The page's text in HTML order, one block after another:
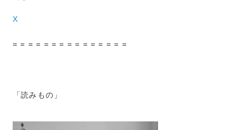
X
= = = = = = = = = = = = = = =
「読みもの」